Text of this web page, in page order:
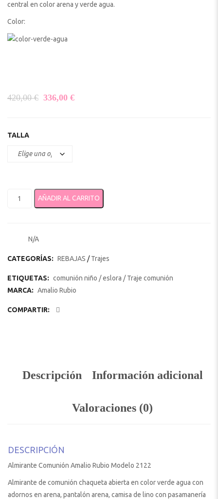
central en color arena y verde agua.
Color:
420,00€ El precio original era: 420,00 €.
336,00 €
TALLA
Almirante Comunión Amalio Rubio Modelo 2122 cantidad
AÑADIR AL CARRITO
N/A
CATEGORÍAS: REBAJAS /Trajes
ETIQUETAS: comunión niño /eslora /Traje comunión
MARCA: Amalio Rubio
COMPARTIR:
Descripción Información adicional
Valoraciones (0)
DESCRIPCIÓN
Almirante Comunión Amalio Rubio Modelo 2122
Almirante de comunión chaqueta abierta en color verde agua con
adornos en arena, pantalón arena, camisa de lino con pasamanería